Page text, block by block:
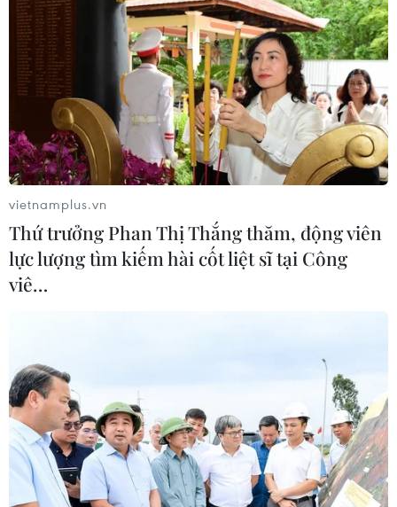
13/02/2021 03:08
Ngày Tết, người Việt Nam thường có tục mời nhau đến
nhà ăn Tết chúc Xuân, mâm cỗ ngày Tết bao giờ cũng
đủ đầy các món ngon, mỗi vùng miền lại có những sản
vật riêng.
Khám phá văn hóa ẩm thực ngày Tết 3
miền Bắc-Trung-Nam
vietnamplus.vn
Thứ trưởng Phan Thị Thắng thăm, động viên
lực lượng tìm kiếm hài cốt liệt sĩ tại Công
viê…